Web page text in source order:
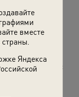
вместе
Яндекса
Армии был
тесно связана с
с первых ее
районов.